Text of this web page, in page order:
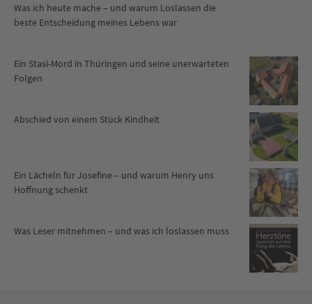
Was ich heute mache – und warum Loslassen die
beste Entscheidung meines Lebens war
Ein Stasi-Mord in Thüringen und seine unerwarteten
Folgen
Abschied von einem Stück Kindheit
Ein Lächeln für Josefine – und warum Henry uns
Hoffnung schenkt
Was Leser mitnehmen – und was ich loslassen muss